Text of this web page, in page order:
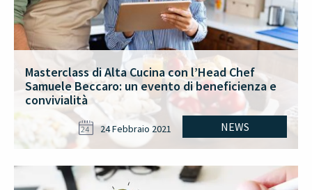
Masterclass di Alta Cucina con l’Head Chef
Samuele Beccaro: un evento di beneficienza e
convivialità
NEWS
24 24 Febbraio 2021